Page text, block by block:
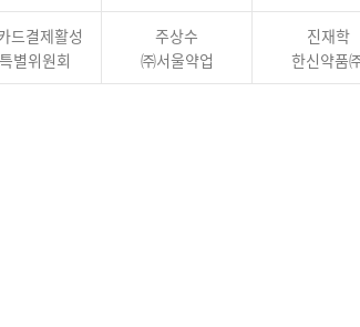
드결제활성
별위원회
주상수
㈜서울약업
진재학
한신약품